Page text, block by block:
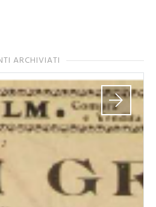
ARCHIVIATI